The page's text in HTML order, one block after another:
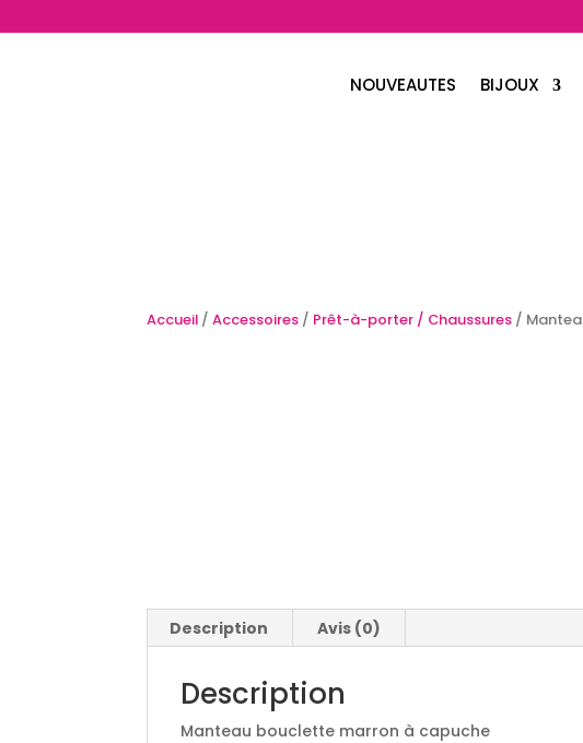
NOUVEAUTES BIJOUX
Accueil /Accessoires / Prêt-à-porter / Chaussures /
Description Avis (0)
Description
Manteau bouclette marron à capuche